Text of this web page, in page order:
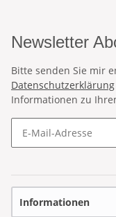
Newsletter
Bitte senden Sie mir
Datenschutzerklärung
Informationen zu
Informationen